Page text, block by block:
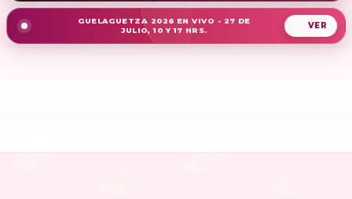
GUELAGUETZA 2026 EN VIVO - 27 DE
JULIO, 10 Y 17 HRS.